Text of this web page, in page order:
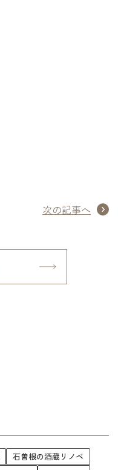
次の記事へ
石曽根の酒蔵リノベ